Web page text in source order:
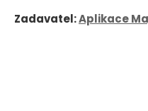
Zadavatel:Aplikace